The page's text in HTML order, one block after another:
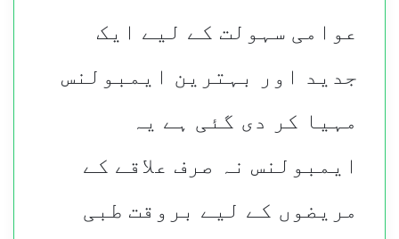
عوامی سہولت کے لیے ایک
جدید اور بہترین ایمبولنس
مہیا کر دی گئی ہے یہ
ایمبولنس نہ صرف علاقے کے
مریضوں کے لیے بروقت طبی